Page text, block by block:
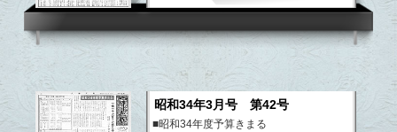
昭和34年3月号 第42号
■昭和34年度予算きまる